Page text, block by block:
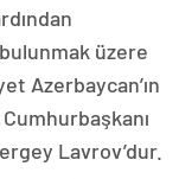
üzere
Azerbaycan’ın
Lavrov’dur.